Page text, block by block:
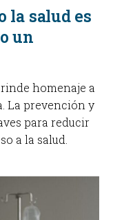
la salud es
un
homenaje a
La prevención y
para reducir
a la salud.